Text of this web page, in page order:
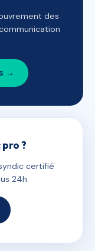
des
→
?
certifié
24h.